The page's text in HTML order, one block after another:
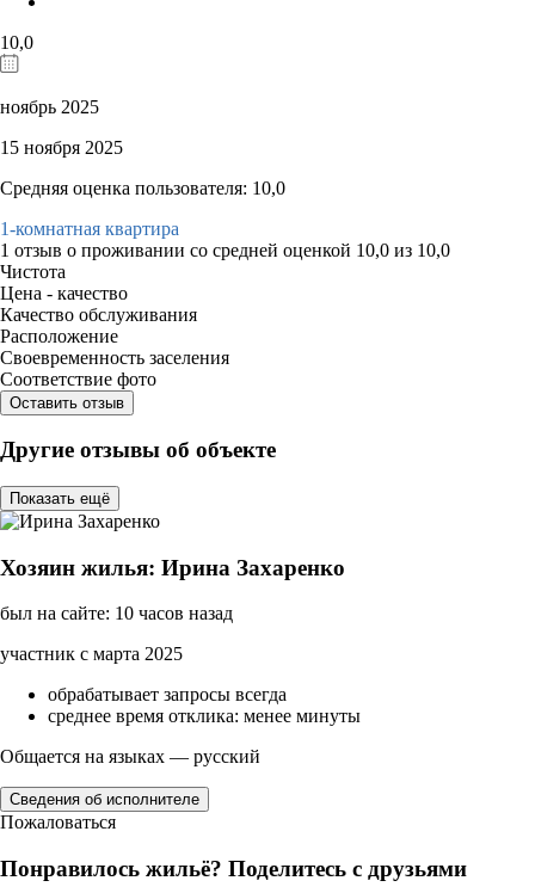
10,0
ноябрь 2025
15 ноября 2025
Средняя оценка пользователя: 10,0
1-комнатная квартира
1 отзыв о проживании со средней оценкой 10,0 из 10,0
Чистота
Цена - качество
Качество обслуживания
Расположение
Своевременность заселения
Соответствие фото
Оставить отзыв
Другие отзывы об объекте
Показать ещё
Хозяин жилья: Ирина Захаренко
был на сайте: 10 часов назад
участник с марта 2025
обрабатывает запросы всегда
среднее время отклика: менее минуты
Общается на языках — русский
Сведения об исполнителе
Пожаловаться
Понравилось жильё? Поделитесь с друзьями